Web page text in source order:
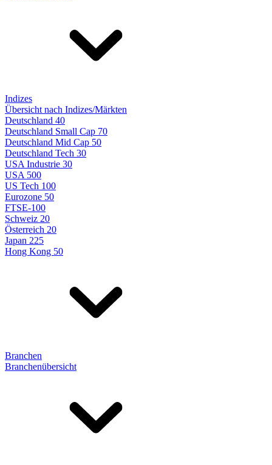
Indizes
Übersicht nach Indizes/Märkten
Deutschland 40
Deutschland Small Cap 70
Deutschland Mid Cap 50
Deutschland Tech 30
USA Industrie 30
USA 500
US Tech 100
Eurozone 50
FTSE-100
Schweiz 20
Österreich 20
Japan 225
Hong Kong 50
Branchen
Branchenübersicht